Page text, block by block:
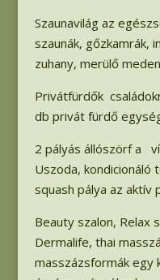
Szaunavilág az
szaunák, gőzkamrák,
zuhany, merülő
Privátfürdők
db privát fürdő
2 pályás állószörf a
Uszoda,
squash pálya az aktív
Beauty szalon, Relax
Dermalife, thai
masszázsformák egy